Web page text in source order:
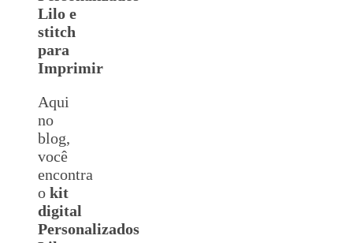
Lilo e
stitch
para
Imprimir
Aqui
no
blog,
você
encontra
o kit
digital
Personalizados